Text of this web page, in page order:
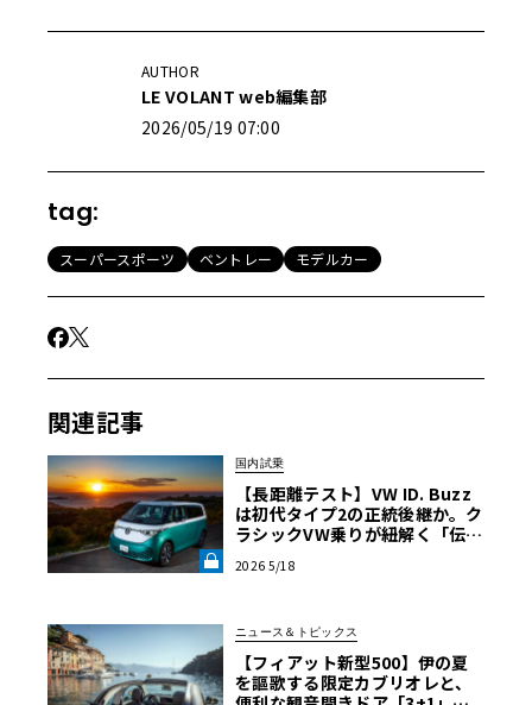
AUTHOR
LE VOLANT web編集部
2026/05/19 07:00
tag:
スーパースポーツ ベントレー モデルカー
関連記事
国内試乗
【長距離テスト】VW ID. Buzz
は初代タイプ2の正統後継か。ク
ラシックVW乗りが紐解く「伝統
のリアル」《LE VOLANT LA
2026 5/18
ニュース＆トピックス
【フィアット新型500】伊の夏
を謳歌する限定カブリオレと、